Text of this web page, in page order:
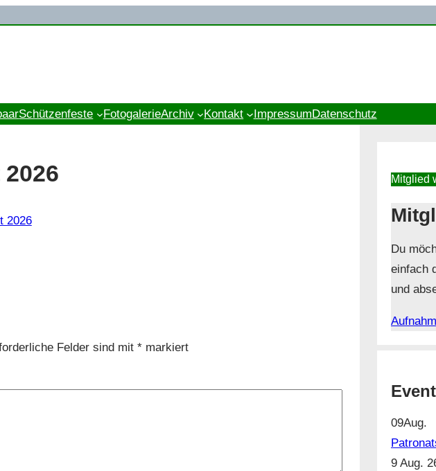
Schützenfeste FotogalerieArchiv Kontakt Impressum Datenschutz
2026
Felder sind mit *markiert
Mitglied
Du
einfach
und
09Aug.
9 Aug.